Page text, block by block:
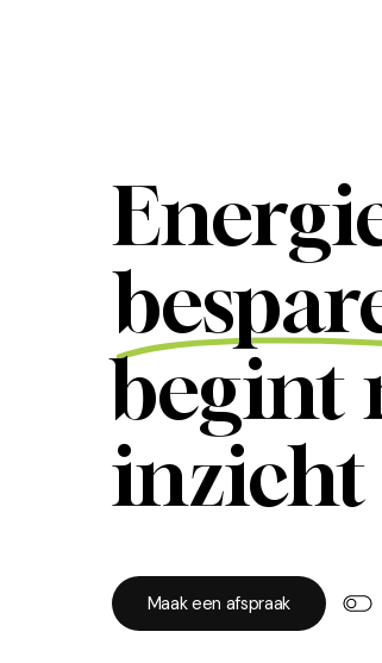
begint
inzicht
Maakeen afspraak